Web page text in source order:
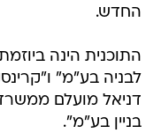
החדש.
התוכנית הינה
לבניה בע"מ"
דניאל מועלם
בניין בע"מ".